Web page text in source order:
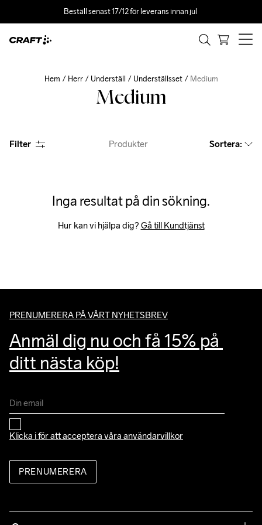
Beställ senast 17/12 för leverans innan jul
Hem Herr Underställ Underställsset Medium
Medium
Filter Produkter Sortera:
Inga resultat på din sökning.
Hur kan vi hjälpa dig? Gå till Kundtjänst
PRENUMERERA PÅ VÅRT NYHETSBREV
Anmäl dig nu och få 15% på
ditt nästa köp!
Klicka i för att acceptera våra användarvillkor
PRENUMERERA